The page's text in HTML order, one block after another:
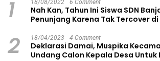
1 18/08/2022 6 Comment
Nah Kan, Tahun Ini Siswa SDN
Penunjang Karena Tak Tercover di
2 18/04/2023 4 Comment
Deklarasi Damai, Muspika
Undang Calon Kepala Desa Untuk